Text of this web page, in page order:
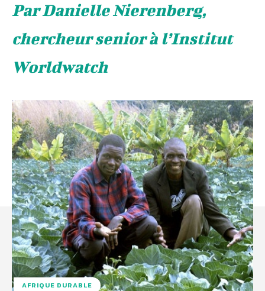
Par Danielle Nierenberg,
chercheur senior à l’Institut
Worldwatch
AFRIQUE DURABLE